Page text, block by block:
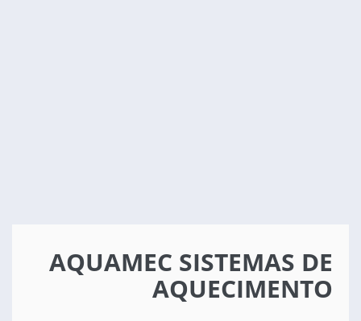
AQUAMEC SISTEMAS DE
AQUECIMENTO